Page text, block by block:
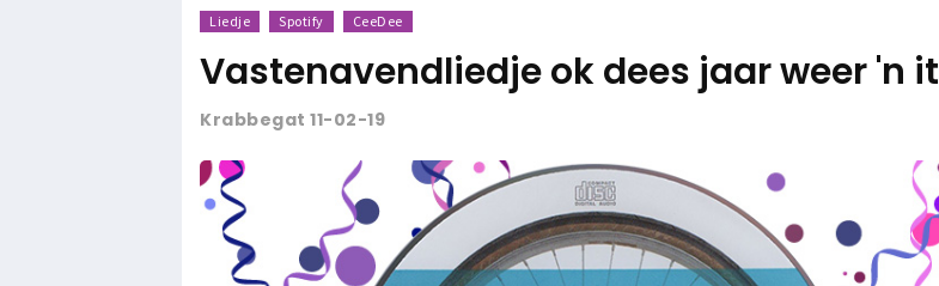
Liedje Spotify CeeDee
Vastenavendliedje ok dees jaar weer 'n it
Krabbegat 11-02-19